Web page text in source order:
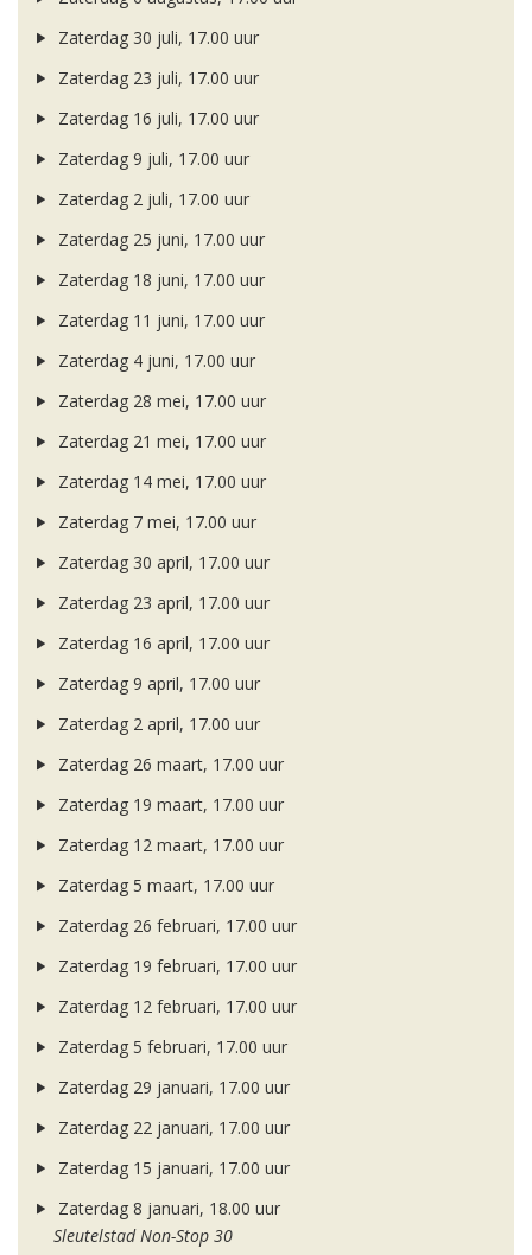
Zaterdag 30 juli, 17.00 uur
Zaterdag 23 juli, 17.00 uur
Zaterdag 16 juli, 17.00 uur
Zaterdag 9 juli, 17.00 uur
Zaterdag 2 juli, 17.00 uur
Zaterdag 25 juni, 17.00 uur
Zaterdag 18 juni, 17.00 uur
Zaterdag 11 juni, 17.00 uur
Zaterdag 4 juni, 17.00 uur
Zaterdag 28 mei, 17.00 uur
Zaterdag 21 mei, 17.00 uur
Zaterdag 14 mei, 17.00 uur
Zaterdag 7 mei, 17.00 uur
Zaterdag 30 april, 17.00 uur
Zaterdag 23 april, 17.00 uur
Zaterdag 16 april, 17.00 uur
Zaterdag 9 april, 17.00 uur
Zaterdag 2 april, 17.00 uur
Zaterdag 26 maart, 17.00 uur
Zaterdag 19 maart, 17.00 uur
Zaterdag 12 maart, 17.00 uur
Zaterdag 5 maart, 17.00 uur
Zaterdag 26 februari, 17.00 uur
Zaterdag 19 februari, 17.00 uur
Zaterdag 12 februari, 17.00 uur
Zaterdag 5 februari, 17.00 uur
Zaterdag 29 januari, 17.00 uur
Zaterdag 22 januari, 17.00 uur
Zaterdag 15 januari, 17.00 uur
Zaterdag 8 januari, 18.00 uur
Sleutelstad Non-Stop 30